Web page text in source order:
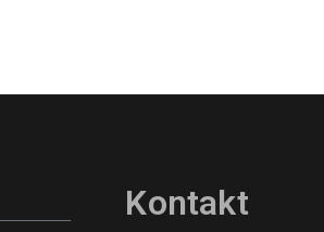
Kontakt